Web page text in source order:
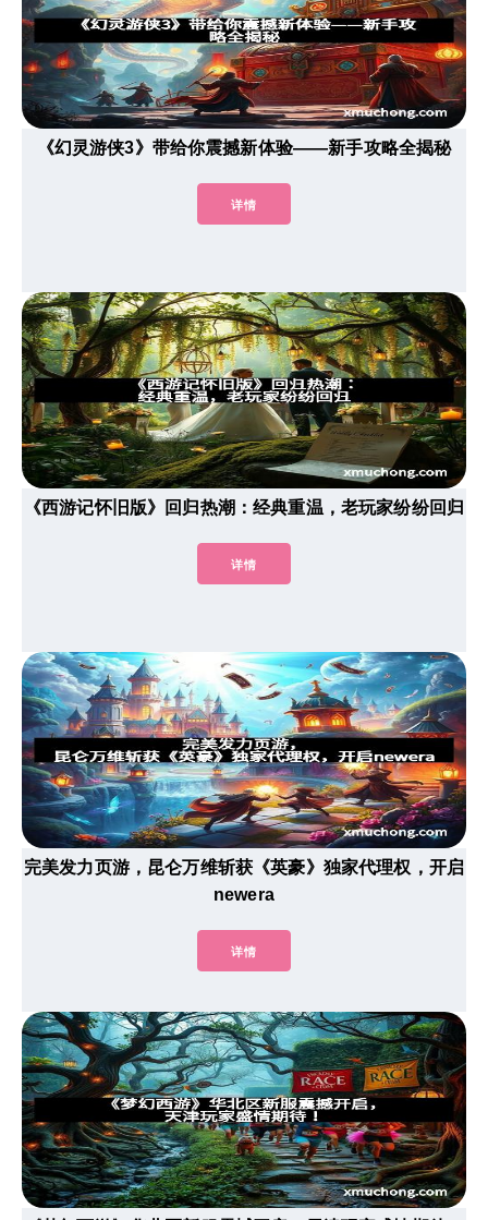
《幻灵游侠3》带给你震撼新体验——新手攻略全揭秘
详情
《西游记怀旧版》回归热潮：经典重温，老玩家纷纷回归
详情
完美发力页游，昆仑万维斩获《英豪》独家代理权，开启
newera
详情